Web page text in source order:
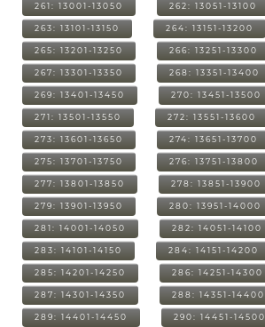
261: 13001-13050 262: 13051-13100
263: 13101-13150 264: 13151-13200
265: 13201-13250 266: 13251-13300
267: 13301-13350 268: 13351-13400
269: 13401-13450 270: 13451-13500
271: 13501-13550 272: 13551-13600
273: 13601-13650 274: 13651-13700
275: 13701-13750 276: 13751-13800
277: 13801-13850 278: 13851-13900
279: 13901-13950 280: 13951-14000
281: 14001-14050 282: 14051-14100
283: 14101-14150 284: 14151-14200
285: 14201-14250 286: 14251-14300
287: 14301-14350 288: 14351-14400
289: 14401-14450 290: 14451-14500